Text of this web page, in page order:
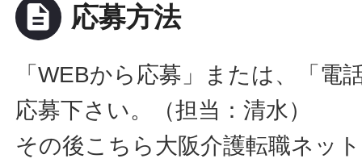
description 応募方法
「WEBから応募」または、「電
応募下さい。（担当：清水）
その後こちら大阪介護転職ネッ